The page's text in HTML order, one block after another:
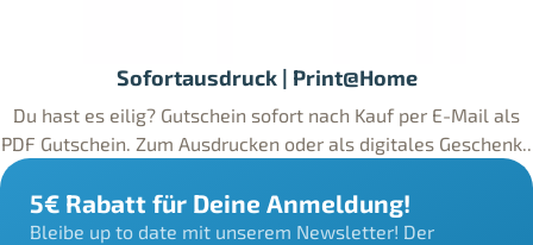
Sofortausdruck | Print@Home
Du hast es eilig? Gutschein sofort nach Kauf per E-Mail als
PDF Gutschein. Zum Ausdrucken oder als digitales Geschenk..
5€ Rabatt für Deine Anmeldung!
Bleibe up to date mit unserem Newsletter! Der